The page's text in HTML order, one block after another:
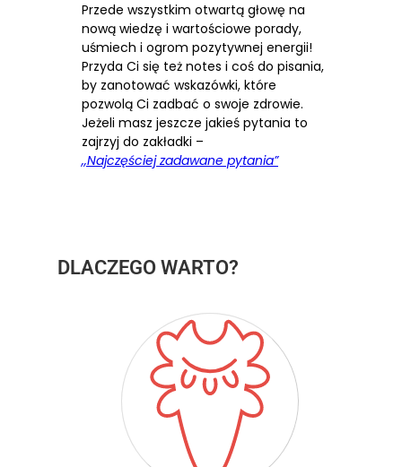
Przede wszystkim otwartą głowę na
nową wiedzę i wartościowe porady,
uśmiech i ogrom pozytywnej energii!
Przyda Ci się też notes i coś do pisania,
by zanotować wskazówki, które
pozwolą Ci zadbać o swoje zdrowie.
Jeżeli masz jeszcze jakieś pytania to
zajrzyj do zakładki –
,,Najczęściej zadawane pytania”
DLACZEGO WARTO?